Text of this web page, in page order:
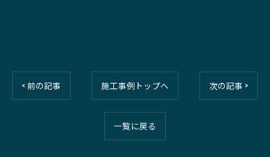
< 前の記事 施工事例トップへ 次の記事 >
一覧に戻る